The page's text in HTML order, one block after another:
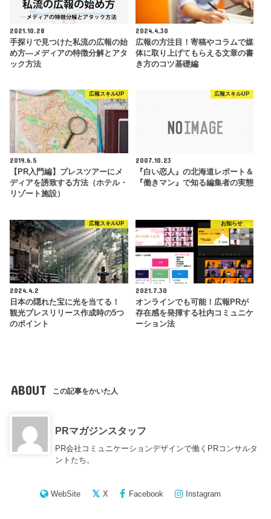
2021.10.28
手探りで見つけた私流の広報の始
め方―メディアの特徴分解とアタ
ック方法
2024.4.30
広報の方注目！寄稿やコラムで媒
体に取り上げてもらえる文章の書
き方のコツ基礎編
広報スキルUP
2019.6.5
【PR入門編】プレスツアーにメ
ディアを誘致する方法（ホテル・
リゾート施設）
広報スキルUP
2007.10.23
『白い恋人』の北海道レポート＆
『働きマン』で知る編集者の実態
広報スキルUP
2024.4.2
日本の隠れた宝に光を当てる！
観光プレスリリース作成時の5つ
のポイント
お知らせ
2021.7.30
オンラインでも可能！広報PRが
存在感を発揮する社内コミュニケ
ーション法
ABOUT この記事をかいた人
PRマガジンスタッフ
PR会社コミュニケーションデザインで働くPRコンサルタ
ントたち。
WebSite X Facebook Instagram